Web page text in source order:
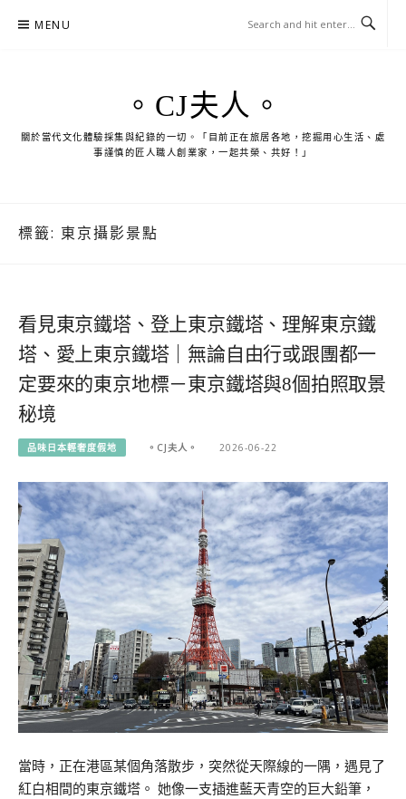
MENU
。CJ夫人。
關於當代文化體驗採集與紀錄的一切。「目前正在旅居各地，挖掘用心生活、處
事謹慎的匠人職人創業家，一起共榮、共好！」
標籤: 東京攝影景點
看見東京鐵塔、登上東京鐵塔、理解東京鐵
塔、愛上東京鐵塔｜無論自由行或跟團都一
定要來的東京地標－東京鐵塔與8個拍照取景
秘境
品味日本輕奢度假地 。CJ夫人。 2026-06-22
當時，正在港區某個角落散步，突然從天際線的一隅，遇見了
紅白相間的東京鐵塔。 她像一支插進藍天青空的巨大鉛筆，